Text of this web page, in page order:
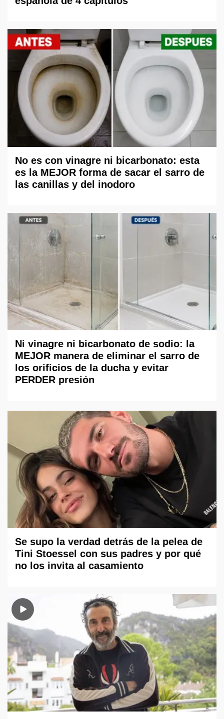
No es con vinagre ni bicarbonato: esta
es la MEJOR forma de sacar el sarro de
las canillas y del inodoro
Ni vinagre ni bicarbonato de sodio: la
MEJOR manera de eliminar el sarro de
los orificios de la ducha y evitar
PERDER presión
Se supo la verdad detrás de la pelea de
Tini Stoessel con sus padres y por qué
no los invita al casamiento